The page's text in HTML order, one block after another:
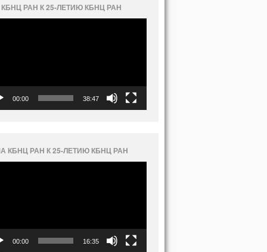
РАН К 25-ЛЕТИЮ КБНЦ РАН
00:00 38:47
КБНЦ РАН К 25-ЛЕТИЮ КБНЦ РАН
00:00 16:35